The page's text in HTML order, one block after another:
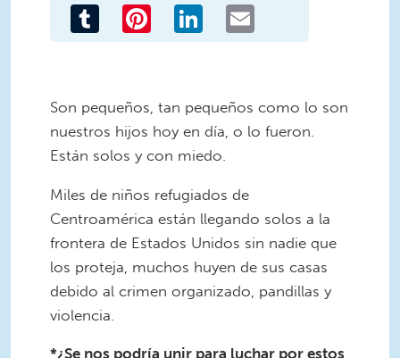
Tumblr Pinterest LinkedIn
Son pequeños, tan pequeños como lo son
nuestros hijos hoy en día, o lo fueron.
Están solos y con miedo.
Miles de niños refugiados de
Centroamérica están llegando solos a la
frontera de Estados Unidos sin nadie que
los proteja, muchos huyen de sus casas
debido al crimen organizado, pandillas y
violencia.
*¿Se nos podría unir para luchar por estos